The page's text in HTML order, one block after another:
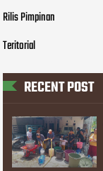
Rilis Pimpinan
Teritorial
RECENT POST